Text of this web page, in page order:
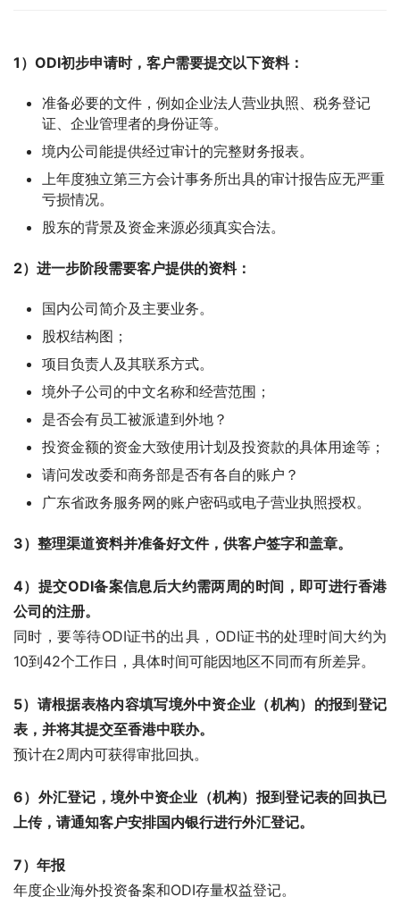
1）ODI初步申请时，客户需要提交以下资料：
准备必要的文件，例如企业法人营业执照、税务登记
证、企业管理者的身份证等。
境内公司能提供经过审计的完整财务报表。
上年度独立第三方会计事务所出具的审计报告应无严重
亏损情况。
股东的背景及资金来源必须真实合法。
2）进一步阶段需要客户提供的资料：
国内公司简介及主要业务。
股权结构图；
项目负责人及其联系方式。
境外子公司的中文名称和经营范围；
是否会有员工被派遣到外地？
投资金额的资金大致使用计划及投资款的具体用途等；
请问发改委和商务部是否有各自的账户？
广东省政务服务网的账户密码或电子营业执照授权。
3）整理渠道资料并准备好文件，供客户签字和盖章。
4）提交ODI备案信息后大约需两周的时间，即可进行香港
公司的注册。
同时，要等待ODI证书的出具，ODI证书的处理时间大约为
10到42个工作日，具体时间可能因地区不同而有所差异。
5）请根据表格内容填写境外中资企业（机构）的报到登记
表，并将其提交至香港中联办。
预计在2周内可获得审批回执。
6）外汇登记，境外中资企业（机构）报到登记表的回执已
上传，请通知客户安排国内银行进行外汇登记。
7）年报
年度企业海外投资备案和ODI存量权益登记。